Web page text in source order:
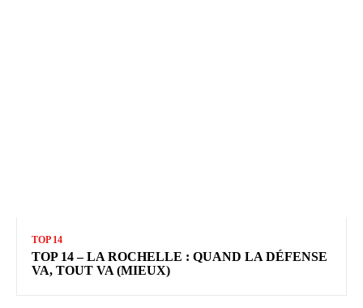
TOP 14
TOP 14 – LA ROCHELLE : QUAND LA DÉFENSE
VA, TOUT VA (MIEUX)